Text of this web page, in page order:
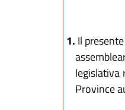
1. Il
legislativa
Province